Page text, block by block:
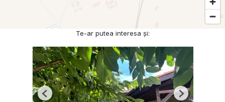
Te-ar putea interesa și:
Previous Next